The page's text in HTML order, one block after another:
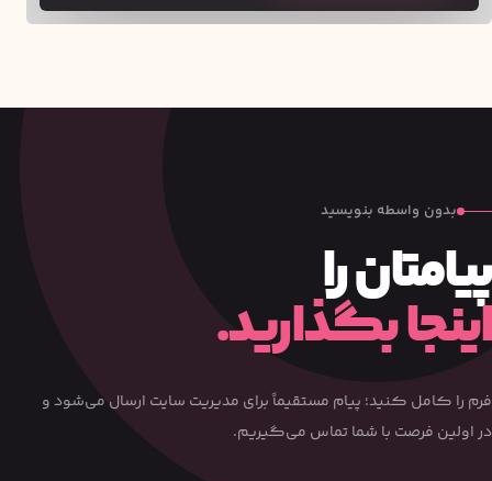
بدون واسطه بنویسید
پیامتان را
اینجا بگذارید.
فرم را کامل کنید؛ پیام مستقیماً برای مدیریت سایت ارسال می‌شود و
در اولین فرصت با شما تماس می‌گیریم.